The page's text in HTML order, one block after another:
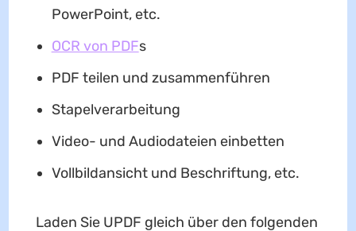
PowerPoint, etc.
OCR von PDFs
PDF teilen und zusammenführen
Stapelverarbeitung
Video- und Audiodateien einbetten
Vollbildansicht und Beschriftung, etc.
Laden Sie UPDF gleich über den folgenden